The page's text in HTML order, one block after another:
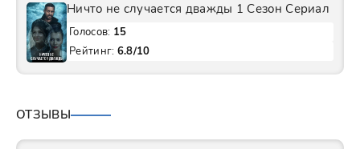
Ничто не случается дважды 1 Сезон Сериал
Голосов: 15
Рейтинг: 6.8/10
ОТЗЫВЫ